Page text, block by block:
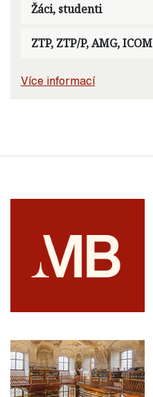
Žáci, studenti
ZTP, ZTP/P, AMG, ICOM
Více informací